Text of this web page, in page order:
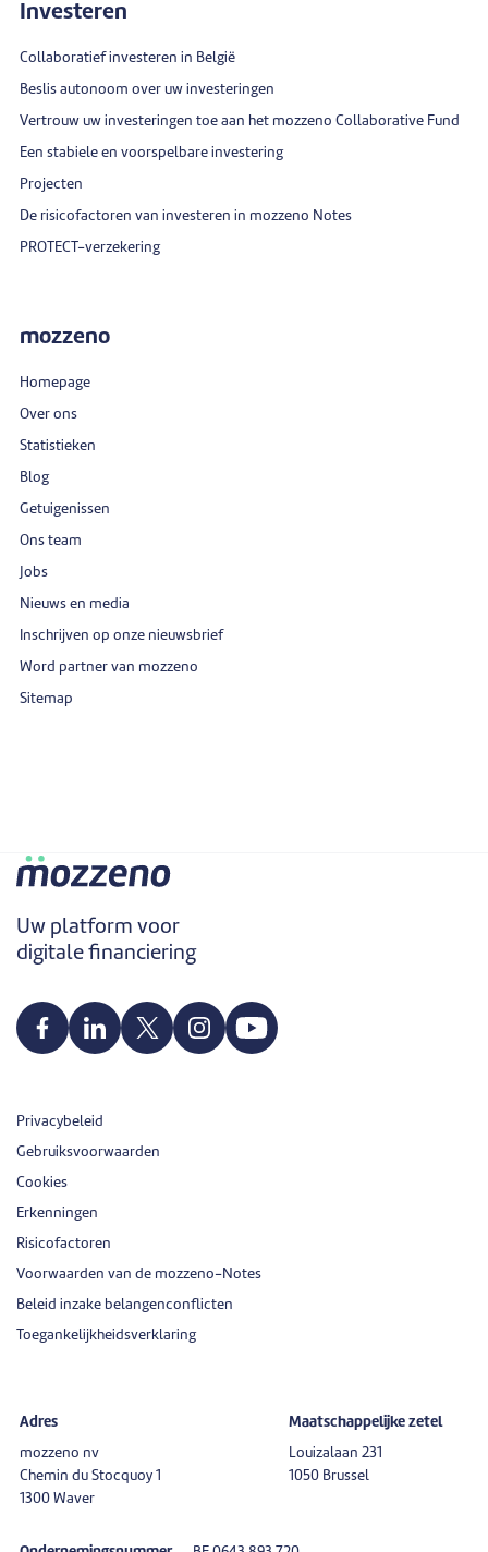
Investeren
Collaboratief investeren in België
Beslis autonoom over uw investeringen
Vertrouw uw investeringen toe aan het mozzeno Collaborative Fund
Een stabiele en voorspelbare investering
Projecten
De risicofactoren van investeren in mozzeno Notes
PROTECT-verzekering
mozzeno
Homepage
Over ons
Statistieken
Blog
Getuigenissen
Ons team
Jobs
Nieuws en media
Inschrijven op onze nieuwsbrief
Word partner van mozzeno
Sitemap
Uw platform voor
digitale financiering
Privacybeleid
Gebruiksvoorwaarden
Cookies
Erkenningen
Risicofactoren
Voorwaarden van de mozzeno-Notes
Beleid inzake belangenconflicten
Toegankelijkheidsverklaring
Adres
mozzeno nv
Chemin du Stocquoy 1
1300 Waver
Maatschappelijke zetel
Louizalaan 231
1050 Brussel